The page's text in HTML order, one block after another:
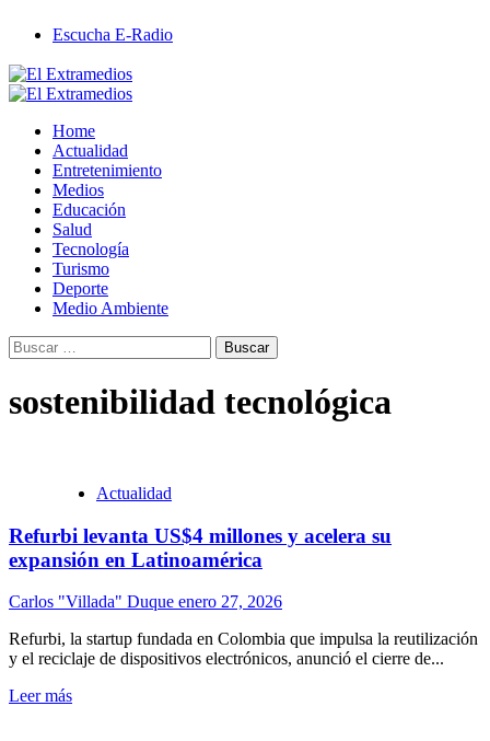
contenido
Escucha E-Radio
Primary
Home
Actualidad
Entretenimiento
Medios
Educación
Salud
Tecnología
Turismo
Deporte
Medio Ambiente
Buscar:
sostenibilidad tecnológica
Actualidad
Refurbi levanta US$4 millones y acelera su
expansión en Latinoamérica
Carlos "Villada" Duque enero 27, 2026
Refurbi, la startup fundada en Colombia que impulsa la reutilización
y el reciclaje de dispositivos electrónicos, anunció el cierre de...
Leer más